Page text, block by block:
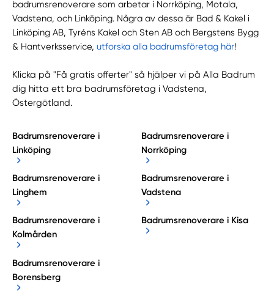
badrumsrenoverare som arbetar i Norrköping, Motala,
Vadstena, och Linköping. Några av dessa är Bad & Kakel i
Linköping AB, Tyréns Kakel och Sten AB och Bergstens Bygg
& Hantverksservice,utforska alla badrumsföretag här!
Klicka på "Få gratis offerter" så hjälper vi på Alla Badrum
dig hitta ett bra badrumsföretag i Vadstena,
Östergötland.
Badrumsrenoverare i
Linköping
Badrumsrenoverare i
Norrköping
Badrumsrenoverare i
Linghem
Badrumsrenoverare i
Vadstena
Badrumsrenoverare i
Kolmården
Badrumsrenoverare i Kisa
Badrumsrenoverare i
Borensberg